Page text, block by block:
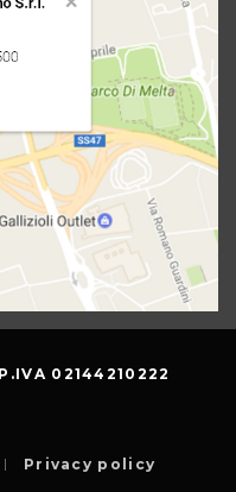
02144210222
Privacy policy